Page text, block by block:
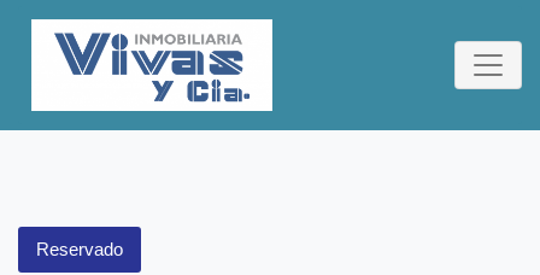
Reservado